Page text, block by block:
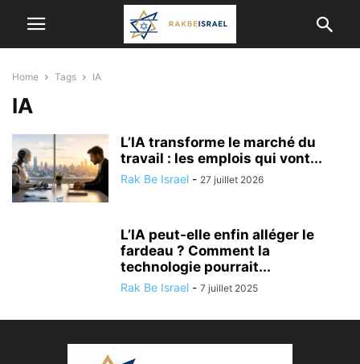
Home Tags IA
IA
L’IA transforme le marché du
travail : les emplois qui vont...
Rak Be Israel - 27 juillet 2026
L’IA peut-elle enfin alléger le
fardeau ? Comment la
technologie pourrait...
Rak Be Israel - 7 juillet 2025